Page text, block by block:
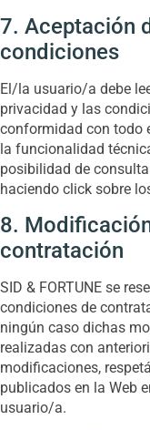
7. Aceptación
condiciones
El/la usuario/a debe
privacidad y las
conformidad con todo
la funcionalidad
posibilidad de
haciendo click sobre
8.
contratación
SID & FORTUNE se
condiciones de
ningún caso dichas
realizadas con
modificaciones,
publicados en la Web
usuario/a.